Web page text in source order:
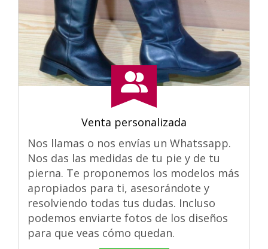
Venta personalizada
Nos llamas o nos envías un Whatssapp.
Nos das las medidas de tu pie y de tu
pierna. Te proponemos los modelos más
apropiados para ti, asesorándote y
resolviendo todas tus dudas. Incluso
podemos enviarte fotos de los diseños
para que veas cómo quedan.